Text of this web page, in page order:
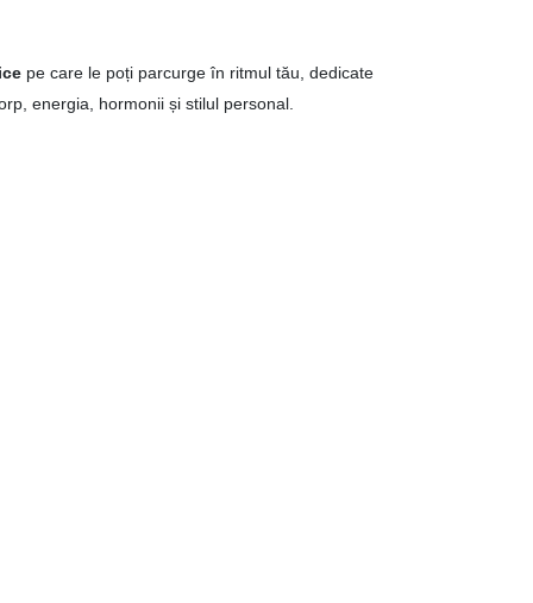
pe care le poți parcurge în ritmul tău, dedicate
energia, hormonii și stilul personal.